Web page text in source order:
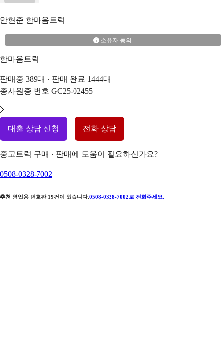
안현준 한마음트럭
소유자 동의
한마음트럭
판매중 389대 · 판매 완료 1444대
종사원증 번호 GC25-02455
대출 상담 신청 전화 상담
중고트럭 구매 · 판매에 도움이 필요하신가요?
0508-0328-7002
추천 영업용 번호판 19건이 있습니다.0508-0328-7002 로 전화주세요.